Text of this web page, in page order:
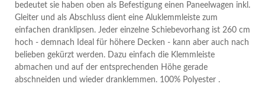
bedeutet sie haben oben als Befestigung einen Paneelwagen inkl.
Gleiter und als Abschluss dient eine Aluklemmleiste zum
einfachen dranklipsen. Jeder einzelne Schiebevorhang ist 260 cm
hoch - demnach Ideal für höhere Decken - kann aber auch nach
belieben gekürzt werden. Dazu einfach die Klemmleiste
abmachen und auf der entsprechenden Höhe gerade
abschneiden und wieder dranklemmen. 100% Polyester .